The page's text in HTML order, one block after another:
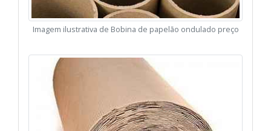
Imagem ilustrativa de Bobina de papelão ondulado preço